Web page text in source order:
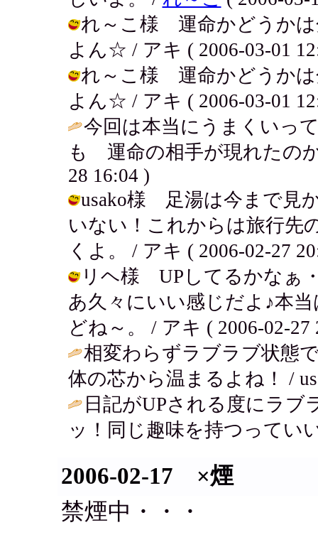
れ～こ様 運命かどうかは
よん☆ / アキ ( 2006-03-01
れ～こ様 運命かどうかは
よん☆ / アキ ( 2006-03-01
今回は本当にうまくいっ
も 運命の相手が現れたの
28 16:04 )
usako様 足湯は今まで見
いない！これからは旅行先
くよ。 / アキ ( 2006-02-27
リヘ様 UPしてるかなぁ
あ久々にいい感じだよ♪本
どね～。 / アキ ( 2006-02-27
相変わらずラブラブ状態
体の芯から温まるよね！ /
日記がUPされる度にラブ
ッ！同じ趣味を持つってい
2006-02-17 ×煙
禁煙中・・・